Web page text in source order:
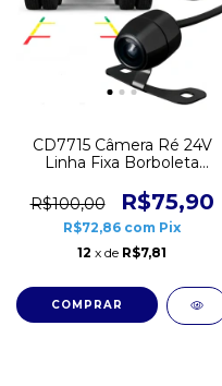
CD7715 Câmera Ré 24V
Linha Fixa Borboleta
R$100,00
R$75,90
R$72,86 com Pix
12 x de R$7,81